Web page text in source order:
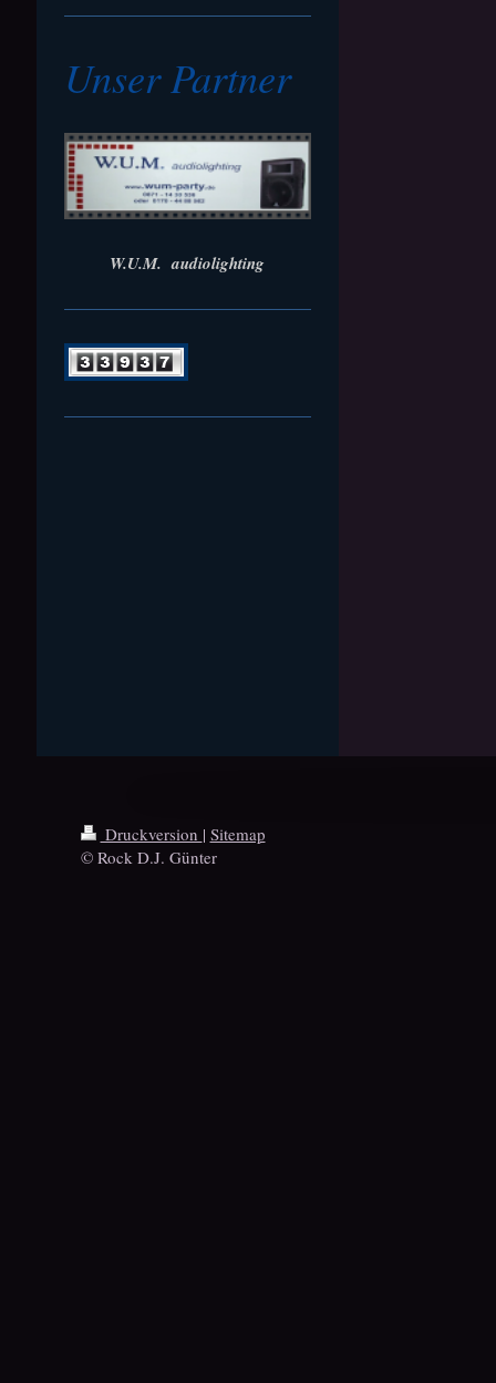
Unser Partner
W.U.M. audiolighting
Druckversion | Sitemap
© Rock D.J. Günter